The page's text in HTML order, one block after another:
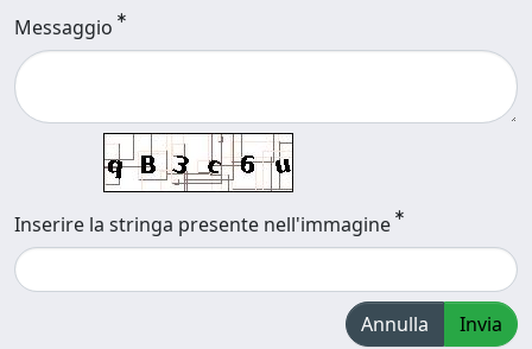
Messaggio
Inserire la stringa presente nell'immagine
Annulla Invia